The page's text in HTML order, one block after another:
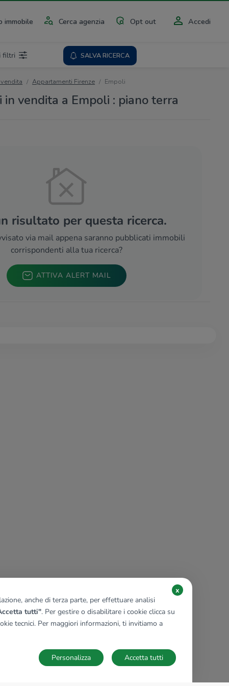
immobile Cerca agenzia Opt out Accedi
filtri SALVA RICERCA
Appartamenti Firenze Empoli
vendita a Empoli : piano terra
risultato per questa ricerca.
via mail appena saranno pubblicati immobili
corrispondenti alla tua ricerca?
ATTIVA ALERT MAIL
anche di terza parte, per effettuare analisi
tutti". Per gestire o disabilitare i cookie clicca su
tecnici. Per maggiori informazioni, ti invitiamo a
x
Accetta tutti
Personalizza